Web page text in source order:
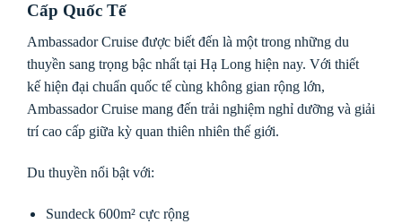
Cấp Quốc Tế
Ambassador Cruise được biết đến là một trong những du
thuyền sang trọng bậc nhất tại Hạ Long hiện nay. Với thiết
kế hiện đại chuẩn quốc tế cùng không gian rộng lớn,
Ambassador Cruise mang đến trải nghiệm nghỉ dưỡng và giải
trí cao cấp giữa kỳ quan thiên nhiên thế giới.
Du thuyền nổi bật với:
Sundeck 600m² cực rộng